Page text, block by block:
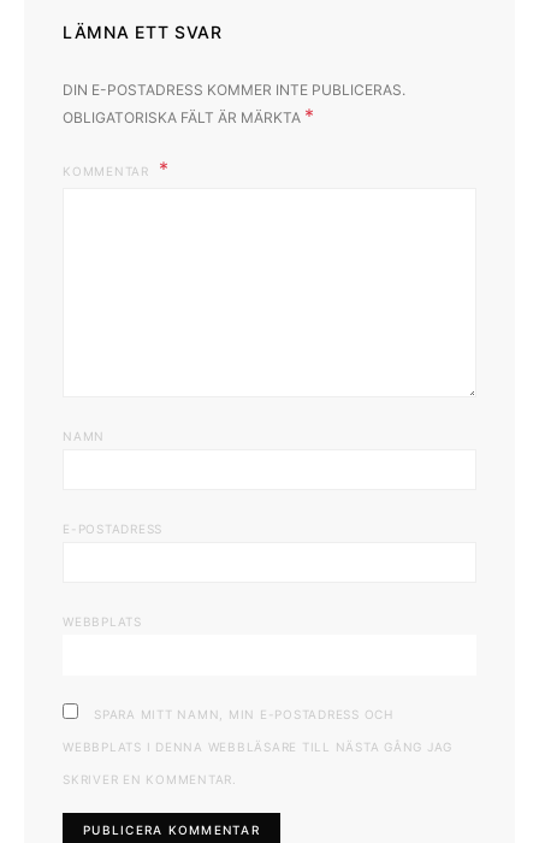
LÄMNA ETT SVAR
DIN E-POSTADRESS KOMMER INTE PUBLICERAS.
OBLIGATORISKA FÄLT ÄR MÄRKTA *
KOMMENTAR
NAMN
E-POSTADRESS
WEBBPLATS
SPARA MITT NAMN, MIN E-POSTADRESS OCH
WEBBPLATS I DENNA WEBBLÄSARE TILL NÄSTA GÅNG JAG
SKRIVER EN KOMMENTAR.